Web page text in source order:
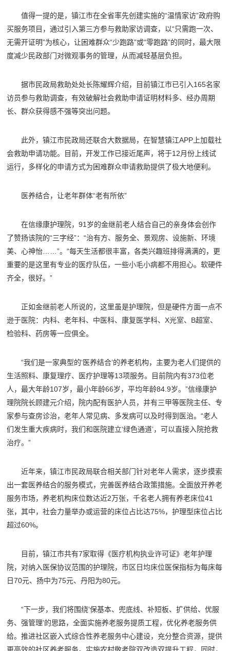
值得一提的是，镇江市在全省率先创建实施的“温情家访”政府购
买服务项目，通过引入第三方参与救助家访调查，以“只需跑一次、
无需开证明”为核心，让困难群众“少跑路”或“零跑路”的同时，最大限
度减少民政部门对微观事务的管理，从而减轻基层负担。
据市民政局救助处处长陈耀辉介绍，目前镇江市已引入165名家
访员参与救助调查，有效破解社会救助申请证明材料多、经办周期
长、群众获得感不强等突出问题。
此外，镇江市民政局还联合大数据局，在智慧镇江APP上加载社
会救助申请功能。目前，开发工作已接近尾声，将于12月份上线试
运行，多样化的申请方式为困难群众申请救助提供了极大地便利。
医养结合，让老年群体“老有所依”
在信缘康护理院，91岁的金继前老人结合自己的亲身体会创作
了赞扬该院的“三字经”：“治有方、服务全、景观房、设施新、环境
美、心神怡……”。“每天生活都很丰富，各类兴趣班排得满满的，更
重要的是这里有专业的医疗队伍，一些小毛小病都不用担心。软硬件
齐全，很好。”
正如金继前老人所说的，这里虽是护理院，但是硬件方面一点不
逊于医院：内科、老年科、中医科、康复医学科、X光室、B超室、
检验科、药房等一应俱全。
“我们是一家典型的‘医养结合’的养老机构，主要为老人们提供的
生活照料、康复理疗、医疗护理等13项服务。目前院内有373位老
人，最大年龄107岁，最小年龄66岁，平均年龄84.9岁。”信缘康护
理院院长顾建元介绍，院内配有医护人员，并有三甲等医院主任、专
家参与查房诊治，老年人常见病、多发病可以及时得到医治。“老人
们发生重大疾病时，我们和医院建立‘绿色通道’，可以直接入院抢救
治疗。”
近年来，镇江市民政局联合相关部门针对老年人需求，逐步摸索
出一套医养结合的服务模式，完善医养结合政策措施。全面放开养老
服务市场，养老机构床位数达近2万张，千名老人拥有养老床位41
张，其中，社会力量举办或运营的床位占比达75%，护理型床位占比
超过60%。
目前，镇江市共有7家取得《医疗机构执业许可证》老年护理
院，对纳入医保协议范围的护理院，市区日均床位医保指标为每床每
日70元、扬中为75元、丹阳为80元。
“下一步，我们将围绕‘保基本、兜底线、补短板、扩供给、优服
务、强管理’的思路，全面实施养老服务提质工程，优化养老服务供
给。推进社区嵌入式综合性养老服务中心建设，充分整合资源，提供